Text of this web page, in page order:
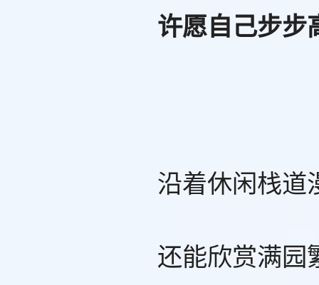
许愿自己步步
沿着休闲栈道
还能欣赏满园